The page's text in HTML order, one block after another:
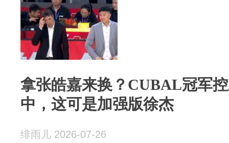
拿张皓嘉来换？CUBAL冠军
中，这可是加强版徐杰
绯雨儿 2026-07-26